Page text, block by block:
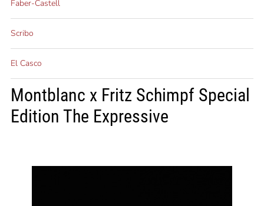
Faber-Castell
Scribo
El Casco
Montblanc x Fritz Schimpf Special
Edition The Expressive